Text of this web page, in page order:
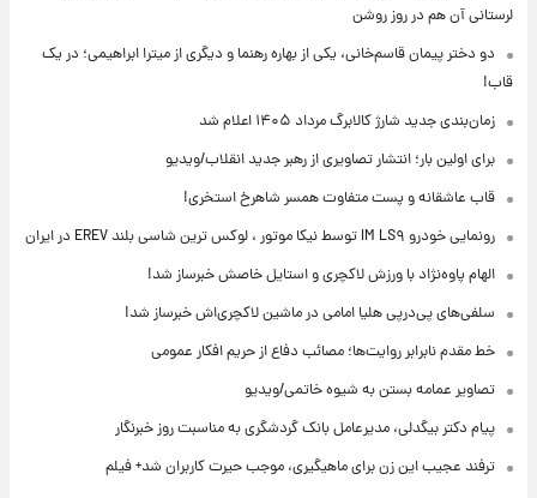
لرستانی آن هم در روز روشن
دو دختر پیمان قاسم‌خانی، یکی از بهاره رهنما و دیگری از میترا ابراهیمی؛ در یک
قاب!
زمان‌بندی جدید شارژ کالابرگ مرداد ۱۴۰۵ اعلام شد
برای اولین بار؛ انتشار تصاویری از رهبر جدید انقلاب/ویدیو
قاب عاشقانه و پست متفاوت همسر شاهرخ استخری!
رونمایی خودرو IM LS۹ توسط نیکا موتور ، لوکس ترین شاسی بلند EREV در ایران
الهام پاوه‌نژاد با ورزش لاکچری و استایل خاصش خبرساز شد!
سلفی‌های پی‌درپی هلیا امامی در ماشین لاکچری‌اش خبرساز شد!
خط مقدم نابرابر روایت‌ها؛ مصائب دفاع از حریم افکار عمومی
تصاویر عمامه بستن به شیوه خاتمی/ویدیو
پیام دکتر بیگدلی، مدیرعامل بانک گردشگری به مناسبت روز خبرنگار
ترفند عجیب این زن برای ماهیگیری، موجب حیرت کاربران شد+ فیلم